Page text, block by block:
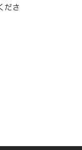
ださ